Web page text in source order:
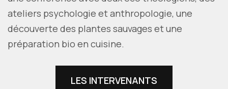
ateliers psychologie et anthropologie, une
découverte des plantes sauvages et une
préparation bio en cuisine.
LES INTERVENANTS